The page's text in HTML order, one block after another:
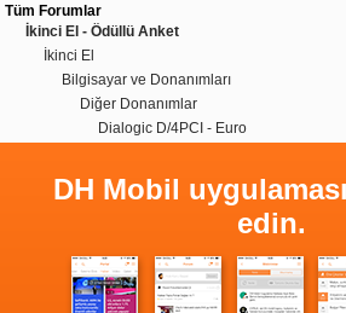
Tüm Forumlar
İkinci El - Ödüllü Anket
İkinci El
Bilgisayar ve Donanımları
Diğer Donanımlar
Dialogic D/4PCI - Euro
DH Mobil
edin.